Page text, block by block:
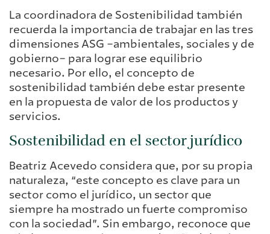
La coordinadora de Sostenibilidad también
recuerda la importancia de trabajar en las tres
dimensiones ASG –ambientales, sociales y de
gobierno– para lograr ese equilibrio
necesario. Por ello, el concepto de
sostenibilidad también debe estar presente
en la propuesta de valor de los productos y
servicios.
Sostenibilidad en el sector jurídico
Beatriz Acevedo considera que, por su propia
naturaleza, “este concepto es clave para un
sector como el jurídico, un sector que
siempre ha mostrado un fuerte compromiso
con la sociedad”. Sin embargo, reconoce que